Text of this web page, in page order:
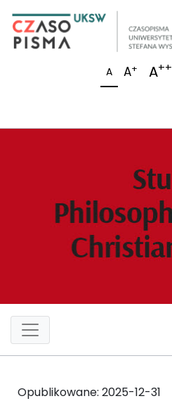
A A+ A++
Opublikowane: 2025-12-31